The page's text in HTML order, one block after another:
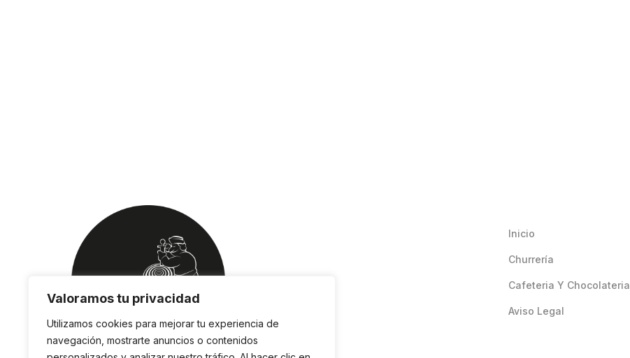
Valoramos tu privacidad
Utilizamos cookies para mejorar tu experiencia de
navegación, mostrarte anuncios o contenidos
Inicio
Churrería
Cafeteria Y Chocolateria
Aviso Legal